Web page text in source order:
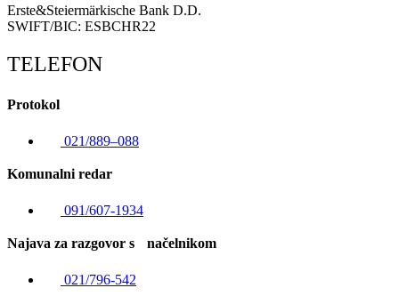
Erste&Steiermärkische Bank D.D.
SWIFT/BIC: ESBCHR22
TELEFON
Protokol
021/889–088
Komunalni redar
091/607-1934
Najava za razgovor s načelnikom
021/796-542